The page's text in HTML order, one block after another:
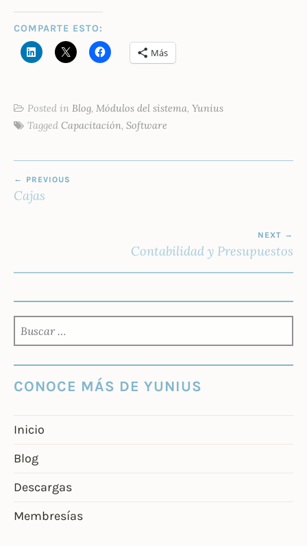
COMPARTE ESTO:
Más
Posted in Blog, Módulos del sistema, Yunius
Tagged Capacitación, Software
DE
PREVIOUS
Cajas
NEXT
Contabilidad y Presupuestos
CONOCE MÁS DE YUNIUS
Inicio
Blog
Descargas
Membresías